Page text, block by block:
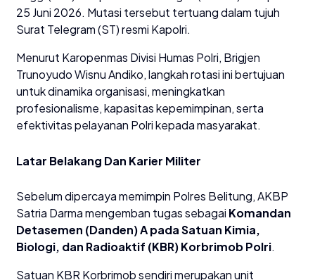
25 Juni 2026. Mutasi tersebut tertuang dalam tujuh
Surat Telegram (ST) resmi Kapolri.
​Menurut Karopenmas Divisi Humas Polri, Brigjen
Trunoyudo Wisnu Andiko, langkah rotasi ini bertujuan
untuk dinamika organisasi, meningkatkan
profesionalisme, kapasitas kepemimpinan, serta
efektivitas pelayanan Polri kepada masyarakat.
​Latar Belakang Dan Karier Militer
​Sebelum dipercaya memimpin Polres Belitung, AKBP
Satria Darma mengemban tugas sebagai Komandan
Detasemen (Danden) A pada Satuan Kimia,
Biologi, dan Radioaktif (KBR) Korbrimob Polri.
​Satuan KBR Korbrimob sendiri merupakan unit